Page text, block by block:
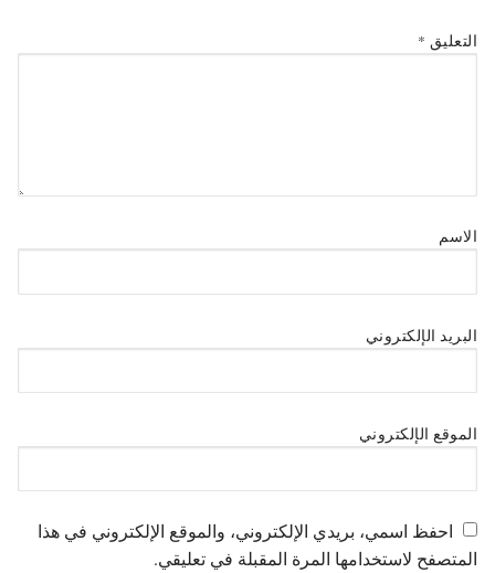
التعليق *
الاسم
البريد الإلكتروني
الموقع الإلكتروني
احفظ اسمي، بريدي الإلكتروني، والموقع الإلكتروني في هذا
المتصفح لاستخدامها المرة المقبلة في تعليقي.